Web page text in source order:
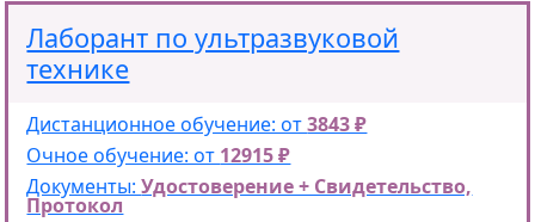
Лаборант по ультразвуковой
технике
Дистанционное обучение: от3843 ₽
Очное обучение: от 12915 ₽
Документы:Удостоверение + Свидетельство,
Протокол